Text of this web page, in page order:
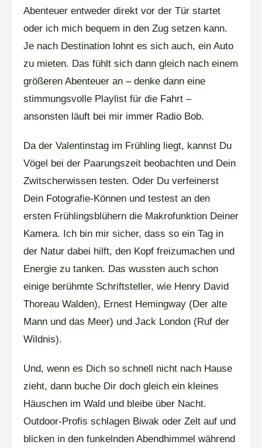
Abenteuer entweder direkt vor der Tür startet
oder ich mich bequem in den Zug setzen kann.
Je nach Destination lohnt es sich auch, ein Auto
zu mieten. Das fühlt sich dann gleich nach einem
größeren Abenteuer an – denke dann eine
stimmungsvolle Playlist für die Fahrt –
ansonsten läuft bei mir immer Radio Bob.
Da der Valentinstag im Frühling liegt, kannst Du
Vögel bei der Paarungszeit beobachten und Dein
Zwitscherwissen testen. Oder Du verfeinerst
Dein Fotografie-Können und testest an den
ersten Frühlingsblühern die Makrofunktion Deiner
Kamera. Ich bin mir sicher, dass so ein Tag in
der Natur dabei hilft, den Kopf freizumachen und
Energie zu tanken. Das wussten auch schon
einige berühmte Schriftsteller, wie Henry David
Thoreau Walden), Ernest Hemingway (Der alte
Mann und das Meer) und Jack London (Ruf der
Wildnis).
Und, wenn es Dich so schnell nicht nach Hause
zieht, dann buche Dir doch gleich ein kleines
Häuschen im Wald und bleibe über Nacht.
Outdoor-Profis schlagen Biwak oder Zelt auf und
blicken in den funkelnden Abendhimmel während